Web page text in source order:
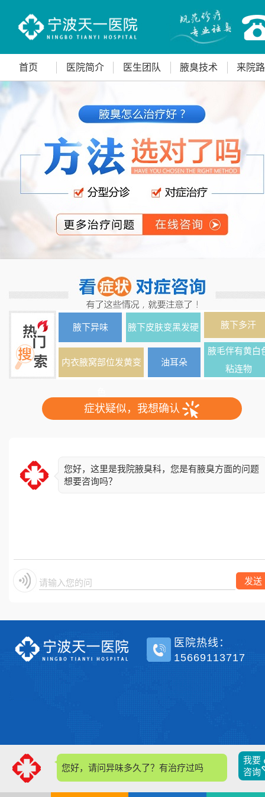
首页 医院简介 医生团队 腋臭技术 来院
腋下异味 腋下皮肤变黑发硬 腋下多汗
内衣腋窝部位发黄变 油耳朵
腋毛伴有黄白
粘连物
症状疑似，我想确认
您好，这里是我院腋臭科，您是有腋臭方面的问题
想要咨询吗？
请输入您的问题 发送
您好，请问异味多久了？有治疗过吗？
我要
咨询
医院热线：
15669113717